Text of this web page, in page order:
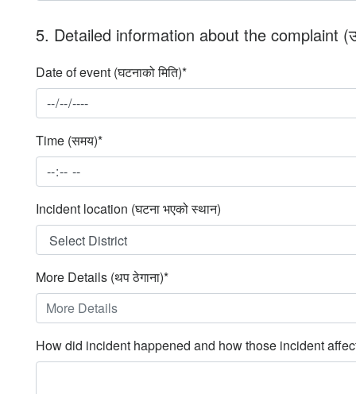
5. Detailed information about the complaint
Date of event (घटनाको मिति)*
Time (समय)*
Incident location (घटना भएको स्थान)
More Details (थप ठेगाना)*
How did incident happened and how those incident